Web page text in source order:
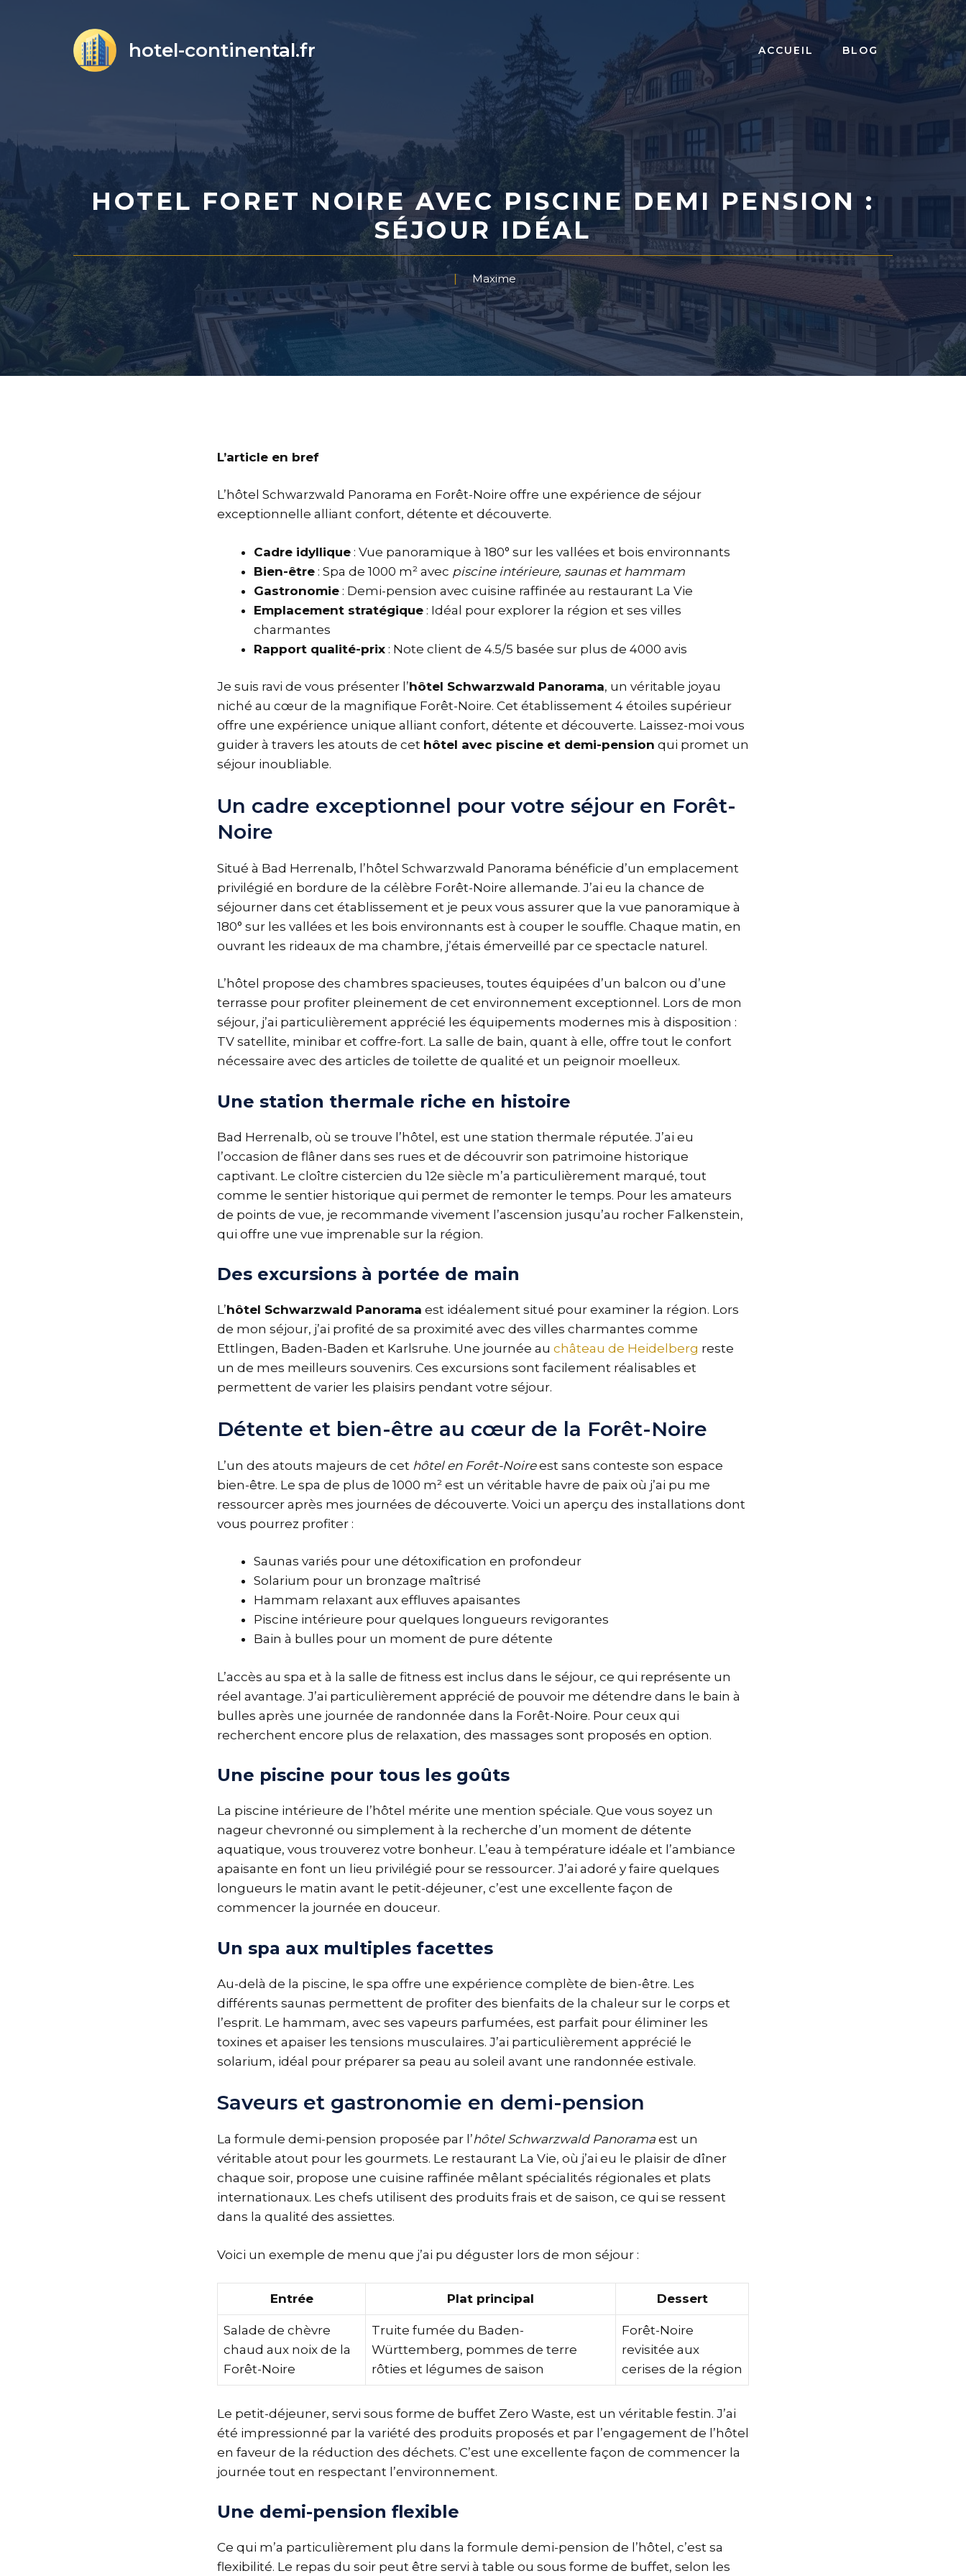
hotel-continental.fr ACCUEIL BLOG
HOTEL FORET NOIRE AVEC PISCINE DEMI PENSION :
SÉJOUR IDÉAL
Maxime
L’article en bref
L’hôtel Schwarzwald Panorama en Forêt-Noire offre une expérience de séjour
exceptionnelle alliant confort, détente et découverte.
Cadre idyllique : Vue panoramique à 180° sur les vallées et bois environnants
Bien-être : Spa de 1000 m² avec piscine intérieure, saunas et hammam
Gastronomie : Demi-pension avec cuisine raffinée au restaurant La Vie
Emplacement stratégique : Idéal pour explorer la région et ses villes
charmantes
Rapport qualité-prix : Note client de 4.5/5 basée sur plus de 4000 avis
Je suis ravi de vous présenter l’hôtel Schwarzwald Panorama, un véritable joyau
niché au cœur de la magnifique Forêt-Noire. Cet établissement 4 étoiles supérieur
offre une expérience unique alliant confort, détente et découverte. Laissez-moi vous
guider à travers les atouts de cet hôtel avec piscine et demi-pension qui promet un
séjour inoubliable.
Un cadre exceptionnel pour votre séjour en Forêt-
Noire
Situé à Bad Herrenalb, l’hôtel Schwarzwald Panorama bénéficie d’un emplacement
privilégié en bordure de la célèbre Forêt-Noire allemande. J’ai eu la chance de
séjourner dans cet établissement et je peux vous assurer que la vue panoramique à
180° sur les vallées et les bois environnants est à couper le souffle. Chaque matin, en
ouvrant les rideaux de ma chambre, j’étais émerveillé par ce spectacle naturel.
L’hôtel propose des chambres spacieuses, toutes équipées d’un balcon ou d’une
terrasse pour profiter pleinement de cet environnement exceptionnel. Lors de mon
séjour, j’ai particulièrement apprécié les équipements modernes mis à disposition :
TV satellite, minibar et coffre-fort. La salle de bain, quant à elle, offre tout le confort
nécessaire avec des articles de toilette de qualité et un peignoir moelleux.
Une station thermale riche en histoire
Bad Herrenalb, où se trouve l’hôtel, est une station thermale réputée. J’ai eu
l’occasion de flâner dans ses rues et de découvrir son patrimoine historique
captivant. Le cloître cistercien du 12e siècle m’a particulièrement marqué, tout
comme le sentier historique qui permet de remonter le temps. Pour les amateurs
de points de vue, je recommande vivement l’ascension jusqu’au rocher Falkenstein,
qui offre une vue imprenable sur la région.
Des excursions à portée de main
L’hôtel Schwarzwald Panorama est idéalement situé pour examiner la région. Lors
de mon séjour, j’ai profité de sa proximité avec des villes charmantes comme
Ettlingen, Baden-Baden et Karlsruhe. Une journée au château de Heidelberg reste
un de mes meilleurs souvenirs. Ces excursions sont facilement réalisables et
permettent de varier les plaisirs pendant votre séjour.
Détente et bien-être au cœur de la Forêt-Noire
L’un des atouts majeurs de cet hôtel en Forêt-Noireest sans conteste son espace
bien-être. Le spa de plus de 1000 m² est un véritable havre de paix où j’ai pu me
ressourcer après mes journées de découverte. Voici un aperçu des installations dont
vous pourrez profiter :
Saunas variés pour une détoxification en profondeur
Solarium pour un bronzage maîtrisé
Hammam relaxant aux effluves apaisantes
Piscine intérieure pour quelques longueurs revigorantes
Bain à bulles pour un moment de pure détente
L’accès au spa et à la salle de fitness est inclus dans le séjour, ce qui représente un
réel avantage. J’ai particulièrement apprécié de pouvoir me détendre dans le bain à
bulles après une journée de randonnée dans la Forêt-Noire. Pour ceux qui
recherchent encore plus de relaxation, des massages sont proposés en option.
Une piscine pour tous les goûts
La piscine intérieure de l’hôtel mérite une mention spéciale. Que vous soyez un
nageur chevronné ou simplement à la recherche d’un moment de détente
aquatique, vous trouverez votre bonheur. L’eau à température idéale et l’ambiance
apaisante en font un lieu privilégié pour se ressourcer. J’ai adoré y faire quelques
longueurs le matin avant le petit-déjeuner, c’est une excellente façon de
commencer la journée en douceur.
Un spa aux multiples facettes
Au-delà de la piscine, le spa offre une expérience complète de bien-être. Les
différents saunas permettent de profiter des bienfaits de la chaleur sur le corps et
l’esprit. Le hammam, avec ses vapeurs parfumées, est parfait pour éliminer les
toxines et apaiser les tensions musculaires. J’ai particulièrement apprécié le
solarium, idéal pour préparer sa peau au soleil avant une randonnée estivale.
Saveurs et gastronomie en demi-pension
La formule demi-pension proposée par l’hôtel Schwarzwald Panorama est un
véritable atout pour les gourmets. Le restaurant La Vie, où j’ai eu le plaisir de dîner
chaque soir, propose une cuisine raffinée mêlant spécialités régionales et plats
internationaux. Les chefs utilisent des produits frais et de saison, ce qui se ressent
dans la qualité des assiettes.
Voici un exemple de menu que j’ai pu déguster lors de mon séjour :
Entrée Plat principal Dessert
Salade de chèvre
chaud aux noix de la
Forêt-Noire
Truite fumée du Baden-
Württemberg, pommes de terre
rôties et légumes de saison
Forêt-Noire
revisitée aux
cerises de la région
Le petit-déjeuner, servi sous forme de buffet Zero Waste, est un véritable festin. J’ai
été impressionné par la variété des produits proposés et par l’engagement de l’hôtel
en faveur de la réduction des déchets. C’est une excellente façon de commencer la
journée tout en respectant l’environnement.
Une demi-pension flexible
Ce qui m’a particulièrement plu dans la formule demi-pension de l’hôtel, c’est sa
flexibilité. Le repas du soir peut être servi à table ou sous forme de buffet, selon les